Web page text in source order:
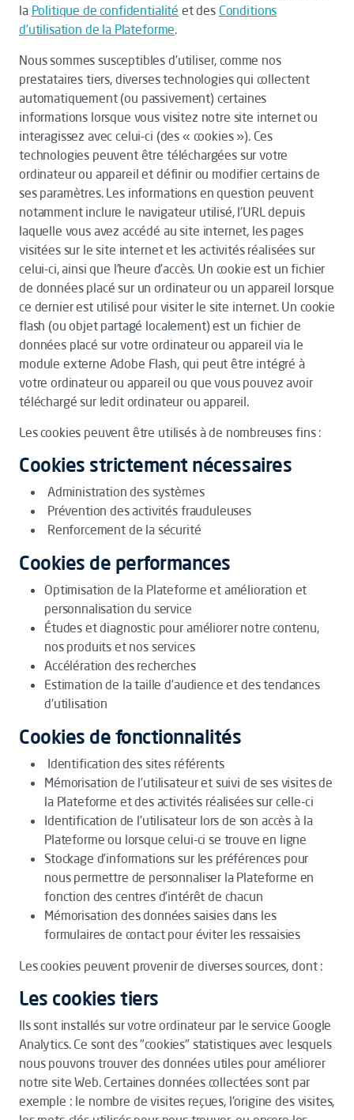
la Politique de confidentialité et des Conditions
d’utilisation de la Plateforme.
Nous sommes susceptibles d’utiliser, comme nos
prestataires tiers, diverses technologies qui collectent
automatiquement (ou passivement) certaines
informations lorsque vous visitez notre site internet ou
interagissez avec celui-ci (des « cookies »). Ces
technologies peuvent être téléchargées sur votre
ordinateur ou appareil et définir ou modifier certains de
ses paramètres. Les informations en question peuvent
notamment inclure le navigateur utilisé, l’URL depuis
laquelle vous avez accédé au site internet, les pages
visitées sur le site internet et les activités réalisées sur
celui-ci, ainsi que l’heure d’accès. Un cookie est un fichier
de données placé sur un ordinateur ou un appareil lorsque
ce dernier est utilisé pour visiter le site internet. Un cookie
flash (ou objet partagé localement) est un fichier de
données placé sur votre ordinateur ou appareil via le
module externe Adobe Flash, qui peut être intégré à
votre ordinateur ou appareil ou que vous pouvez avoir
téléchargé sur ledit ordinateur ou appareil.
Les cookies peuvent être utilisés à de nombreuses fins :
Cookies strictement nécessaires
Administration des systèmes
Prévention des activités frauduleuses
Renforcement de la sécurité
Cookies de performances
Optimisation de la Plateforme et amélioration et
personnalisation du service
Études et diagnostic pour améliorer notre contenu,
nos produits et nos services
Accélération des recherches
Estimation de la taille d’audience et des tendances
d’utilisation
Cookies de fonctionnalités
Identification des sites référents
Mémorisation de l’utilisateur et suivi de ses visites de
la Plateforme et des activités réalisées sur celle-ci
Identification de l’utilisateur lors de son accès à la
Plateforme ou lorsque celui-ci se trouve en ligne
Stockage d’informations sur les préférences pour
nous permettre de personnaliser la Plateforme en
fonction des centres d’intérêt de chacun
Mémorisation des données saisies dans les
formulaires de contact pour éviter les ressaisies
Les cookies peuvent provenir de diverses sources, dont :
Les cookies tiers
Ils sont installés sur votre ordinateur par le service Google
Analytics. Ce sont des "cookies" statistiques avec lesquels
nous pouvons trouver des données utiles pour améliorer
notre site Web. Certaines données collectées sont par
exemple : le nombre de visites reçues, l'origine des visites,